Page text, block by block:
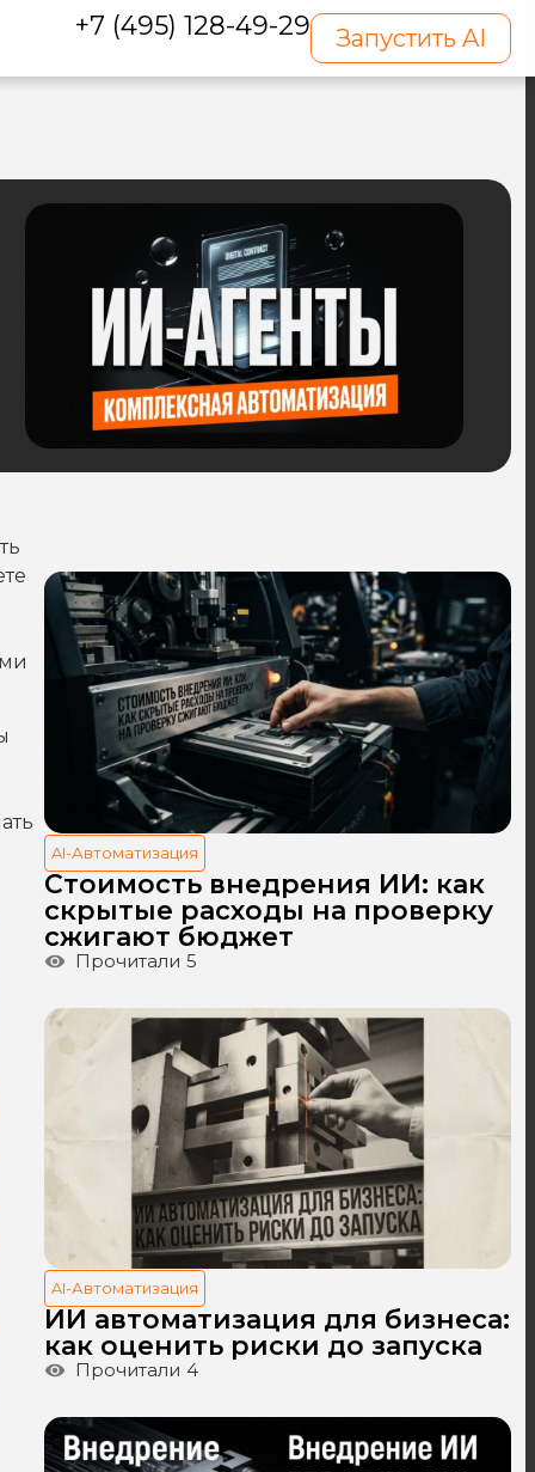
+7 (495) 128-49-29 Запустить AI
AI-Автоматизация
Стоимость внедрения ИИ: как
скрытые расходы на проверку
сжигают бюджет
Прочитали 5
AI-Автоматизация
ИИ автоматизация для бизнеса:
как оценить риски до запуска
Прочитали 4